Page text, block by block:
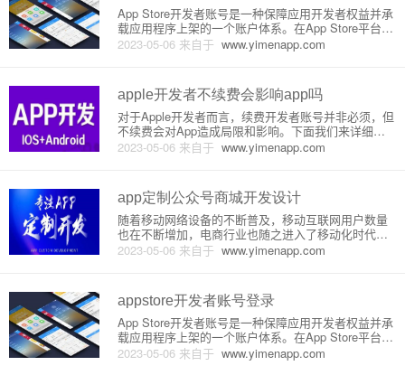
2023-05-06 来自于 www.yimenapp.com
App Store开发者账号是一种保障应用开发者权益并承
载应用程序上架的一个账户体系。在App Store平台上
发布应用需要一个开发者账号，只有拥有这个账号的
开发者才能将自己开发的应用程序发布到App Store应
apple开发者不续费会影响app吗
2023-05-06 来自于 www.yimenapp.com
对于Apple开发者而言，续费开发者账号并非必须，但
不续费会对App造成局限和影响。下面我们来详细介
绍一下原理和具体的影响。首先，我们需要了解Apple
开发者账号的作用。开发者账号是开发和发布iOS应用
app定制公众号商城开发设计
2023-05-06 来自于 www.yimenapp.com
随着移动网络设备的不断普及，移动互联网用户数量
也在不断增加，电商行业也随之进入了移动化时代。
因此，APP 定制公众号商城成为了越来越受欢迎的解
决方案。接下来，本文将为您详细介绍APP定制公众
定义APP定制公众
appstore开发者账号登录
2023-05-06 来自于 www.yimenapp.com
App Store开发者账号是一种保障应用开发者权益并承
载应用程序上架的一个账户体系。在App Store平台上
发布应用需要一个开发者账号，只有拥有这个账号的
开发者才能将自己开发的应用程序发布到App Store应